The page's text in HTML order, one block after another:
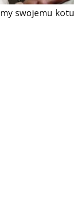
swojemu kotu